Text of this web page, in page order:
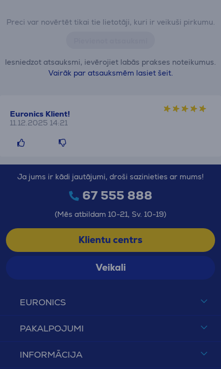
Preci var novērtēt tikai tie lietotāji, kuri ir veikuši pirkumu.
Iesniedzot atsauksmi, ievērojiet labās prakses noteikumus.
Vairāk par atsauksmēm lasiet šeit.
Euronics Klient!
11.12.2025 14:21
EURONICS
PAKALPOJUMI
INFORMĀCIJA
Ja jums ir kādi jautājumi, droši sazinieties ar mums!
67 555 888
(Mēs atbildam 10-21, Sv. 10-19)
Klientu centrs
Veikali